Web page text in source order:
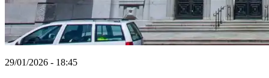
29/01/2026 - 18:45